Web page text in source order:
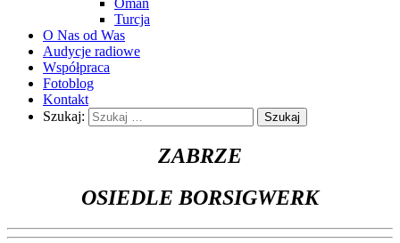
Oman
Turcja
O Nas od Was
Audycje radiowe
Współpraca
Fotoblog
Kontakt
Szukaj:
ZABRZE
OSIEDLE BORSIGWERK